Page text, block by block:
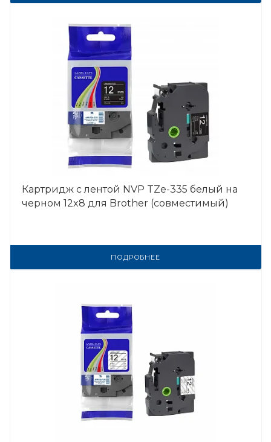
Картридж с лентой NVP TZe-335 белый на
черном 12x8 для Brother (совместимый)
ПОДРОБНЕЕ